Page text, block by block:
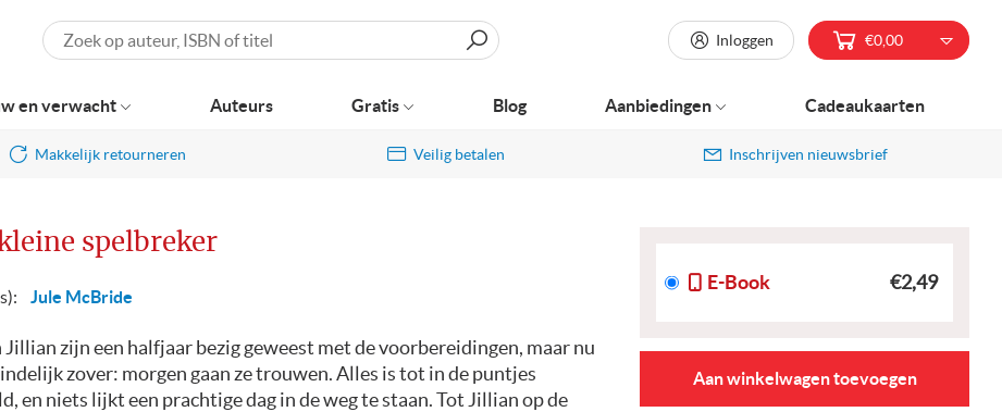
Makkelijk retourneren Veilig betalen Inschrijven nieuwsbrief
spelbreker
Jule McBride
Jillian zijn een halfjaar bezig geweest met de voorbereidingen, maar nu
zover: morgen gaan ze trouwen. Alles is tot in de puntjes
en niets lijkt een prachtige dag in de weg te staan. Tot Jillian op de
E-Book €2,49
Aan winkelwagen toevoegen
Zoeken Inloggen €0,00
en verwacht Auteurs Gratis Blog Aanbiedingen Cadeaukaarten